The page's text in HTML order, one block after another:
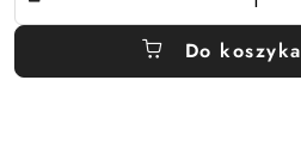
Do koszyka